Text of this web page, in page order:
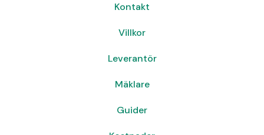
Kontakt
Villkor
Leverantör
Mäklare
Guider